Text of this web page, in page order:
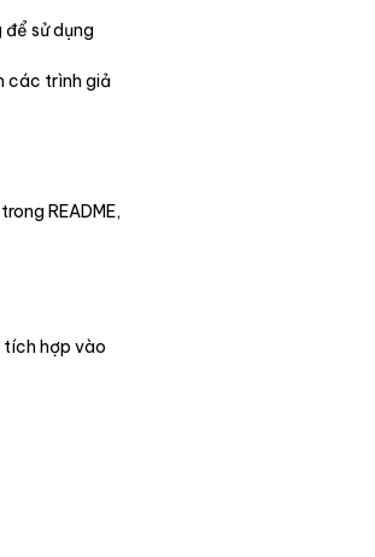
để sử dụng
các trình giả
README,
tích hợp vào